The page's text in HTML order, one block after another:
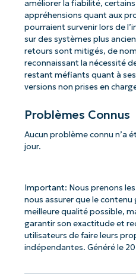
améliorer la fiabilité,
appréhensions quant aux
pourraient survenir lors de
sur des systèmes plus
retours sont mitigés, de
reconnaissant la nécessité
restant méfiants quant à
versions non prises en
Problèmes Connus
Aucun problème connu n’a
jour.
Important: Nous prenons
nous assurer que le contenu
meilleure qualité possible,
garantir son exactitude et
utilisateurs de faire leurs
indépendantes. Généré le